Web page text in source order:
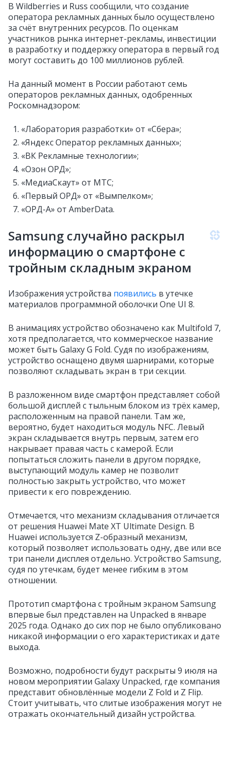
В Wildberries и Russ сообщили, что создание
оператора рекламных данных было осуществлено
за счёт внутренних ресурсов. По оценкам
участников рынка интернет-рекламы, инвестиции
в разработку и поддержку оператора в первый год
могут составить до 100 миллионов рублей.
На данный момент в России работают семь
операторов рекламных данных, одобренных
Роскомнадзором:
«Лаборатория разработки» от «Сбера»;
«Яндекс Оператор рекламных данных»;
«ВК Рекламные технологии»;
«Озон ОРД»;
«МедиаСкаут» от МТС;
«Первый ОРД» от «Вымпелком»;
«ОРД-А» от AmberData.
Samsung случайно раскрыл
информацию о смартфоне с
тройным складным экраном
Изображения устройства появились в утечке
материалов программной оболочки One UI 8.
В анимациях устройство обозначено как Multifold 7,
хотя предполагается, что коммерческое название
может быть Galaxy G Fold. Судя по изображениям,
устройство оснащено двумя шарнирами, которые
позволяют складывать экран в три секции.
В разложенном виде смартфон представляет собой
большой дисплей с тыльным блоком из трёх камер,
расположенным на правой панели. Там же,
вероятно, будет находиться модуль NFC. Левый
экран складывается внутрь первым, затем его
накрывает правая часть с камерой. Если
попытаться сложить панели в другом порядке,
выступающий модуль камер не позволит
полностью закрыть устройство, что может
привести к его повреждению.
Отмечается, что механизм складывания отличается
от решения Huawei Mate XT Ultimate Design. В
Huawei используется Z-образный механизм,
который позволяет использовать одну, две или все
три панели дисплея отдельно. Устройство Samsung,
судя по утечкам, будет менее гибким в этом
отношении.
Прототип смартфона с тройным экраном Samsung
впервые был представлен на Unpacked в январе
2025 года. Однако до сих пор не было опубликовано
никакой информации о его характеристиках и дате
выхода.
Возможно, подробности будут раскрыты 9 июля на
новом мероприятии Galaxy Unpacked, где компания
представит обновлённые модели Z Fold и Z Flip.
Стоит учитывать, что слитые изображения могут не
отражать окончательный дизайн устройства.